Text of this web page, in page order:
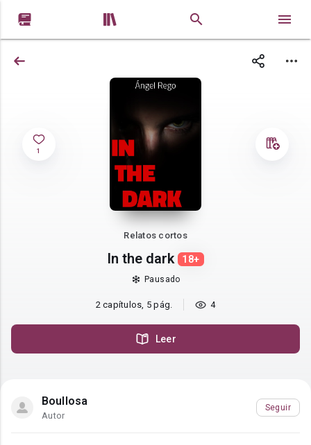
 
1
Relatos cortos
In the dark 18+
Pausado
2 capítulos, 5 pág. 4
Leer
Boullosa
Autor
Seguir